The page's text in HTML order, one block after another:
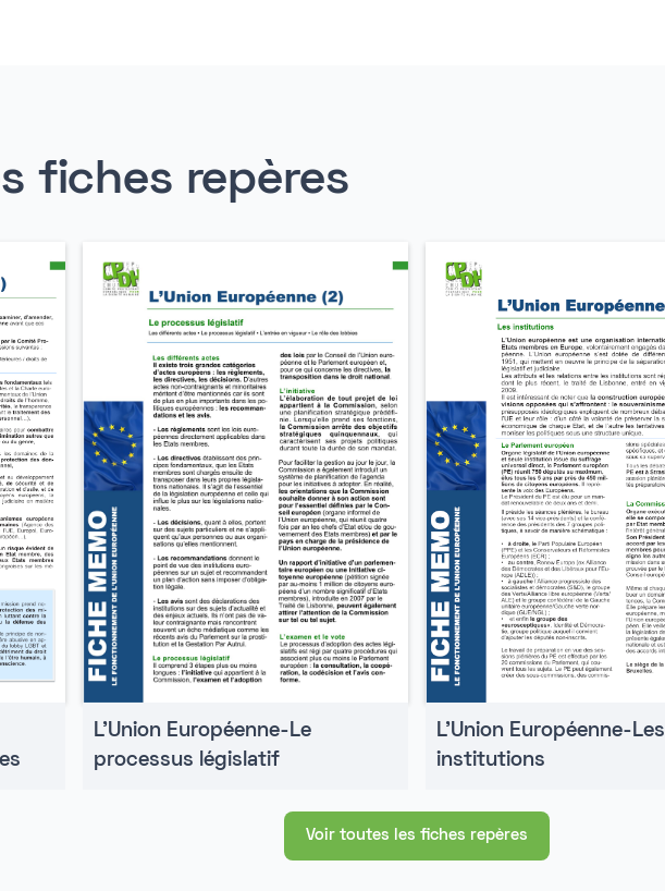
fiches repères
L'Union Européenne-Le
processus législatif
L'Union Européenne-Les
institutions
Voir toutes les fiches repères